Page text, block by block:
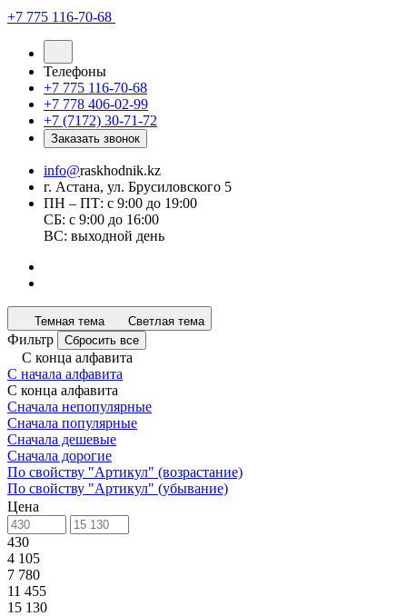
+7 775 116-70-68
Телефоны
+7 775 116-70-68
+7 778 406-02-99
+7 (7172) 30-71-72
Заказать звонок
info@raskhodnik.kz
г. Астана, ул. Брусиловского 5
ПН – ПТ: с 9:00 до 19:00
СБ: с 9:00 до 16:00
ВС: выходной день
Темная тема Светлая тема
Фильтр Сбросить все
С конца алфавита
С начала алфавита
С конца алфавита
Сначала непопулярные
Сначала популярные
Сначала дешевые
Сначала дорогие
По свойству "Артикул" (возрастание)
По свойству "Артикул" (убывание)
Цена
430
4 105
7 780
11 455
15 130